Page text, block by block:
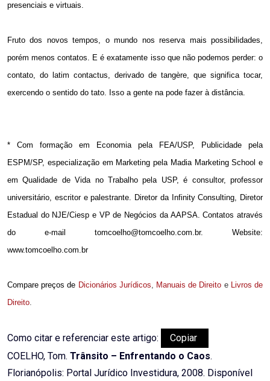
presenciais e virtuais.
Fruto dos novos tempos, o mundo nos reserva mais possibilidades,
porém menos contatos. E é exatamente isso que não podemos perder: o
contato, do latim contactus, derivado de tangère, que significa tocar,
exercendo o sentido do tato. Isso a gente na pode fazer à distância.
* Com formação em Economia pela FEA/USP, Publicidade pela
ESPM/SP, especialização em Marketing pela Madia Marketing School e
em Qualidade de Vida no Trabalho pela USP, é consultor, professor
universitário, escritor e palestrante. Diretor da Infinity Consulting, Diretor
Estadual do NJE/Ciesp e VP de Negócios da AAPSA. Contatos através
do e-mail tomcoelho@tomcoelho.com.br. Website:
www.tomcoelho.com.br
Compare preços de Dicionários Jurídicos, Manuais de Direito e Livros de
Direito.
Como citar e referenciar este artigo:
Copiar
COELHO, Tom. Trânsito – Enfrentando o Caos.
Florianópolis: Portal Jurídico Investidura, 2008. Disponível